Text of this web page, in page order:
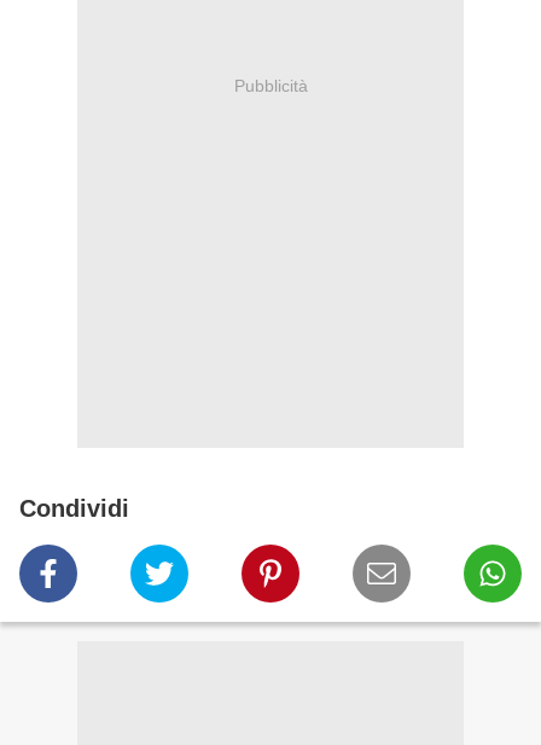
Pubblicità
Condividi